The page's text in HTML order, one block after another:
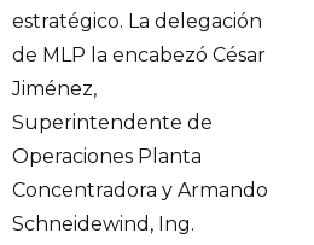
estratégico. La delegación
de MLP la encabezó César
Jiménez,
Superintendente de
Operaciones Planta
Concentradora y Armando
Schneidewind, Ing.